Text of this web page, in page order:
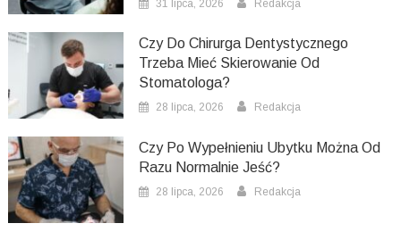
31 lipca, 2026 Redakcja
Czy Do Chirurga Dentystycznego
Trzeba Mieć Skierowanie Od
Stomatologa?
28 lipca, 2026 Redakcja
Czy Po Wypełnieniu Ubytku Można Od
Razu Normalnie Jeść?
28 lipca, 2026 Redakcja